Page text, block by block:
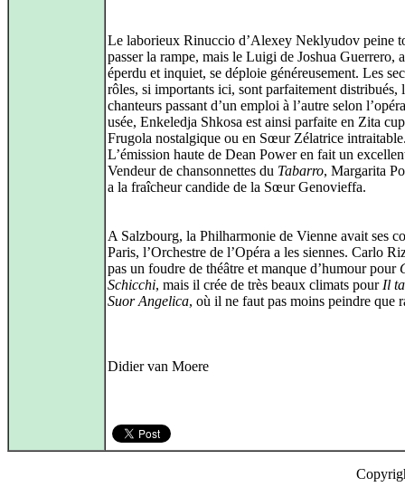
Le laborieux Rinuccio d’Alexey Neklyudov peine
passer la rampe, mais le Luigi de Joshua Guerrero,
éperdu et inquiet, se déploie généreusement. Les
rôles, si importants ici, sont parfaitement distribués,
chanteurs passant d’un emploi à l’autre selon
usée, Enkeledja Shkosa est ainsi parfaite en Zita
Frugola nostalgique ou en Sœur Zélatrice
L’émission haute de Dean Power en fait un
Vendeur de chansonnettes du Tabarro, Margarita
a la fraîcheur candide de la Sœur Genovieffa.
A Salzbourg, la Philharmonie de Vienne avait ses
Paris, l’Orchestre de l’Opéra a les siennes. Carlo
pas un foudre de théâtre et manque d’humour pour
Schicchi, mais il crée de très beaux climats pour Il
Suor Angelica, où il ne faut pas moins peindre que
Didier van Moere